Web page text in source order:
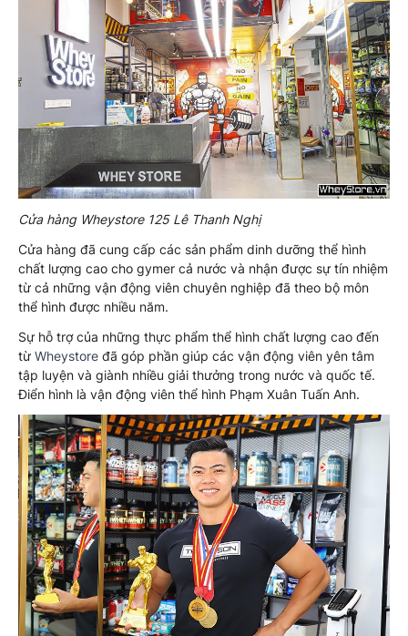
Cửa hàng Wheystore 125 Lê Thanh Nghị
Cửa hàng đã cung cấp các sản phẩm dinh dưỡng thể hình
chất lượng cao cho gymer cả nước và nhận được sự tín nhiệm
từ cả những vận động viên chuyên nghiệp đã theo bộ môn
thể hình được nhiều năm.
Sự hỗ trợ của những thực phẩm thể hình chất lượng cao đến
từ Wheystore đã góp phần giúp các vận động viên yên tâm
tập luyện và giành nhiều giải thưởng trong nước và quốc tế.
Điển hình là vận động viên thể hình Phạm Xuân Tuấn Anh.